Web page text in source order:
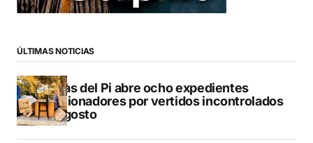
ÚLTIMAS NOTICIAS
L’Alfàs del Pi abre ocho expedientes
sancionadores por vertidos incontrolados
en agosto